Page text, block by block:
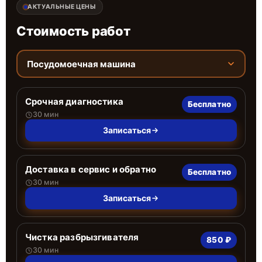
АКТУАЛЬНЫЕ ЦЕНЫ
Стоимость работ
Посудомоечная машина
Срочная диагностика
30 мин
Бесплатно
Записаться
Доставка в сервис и обратно
30 мин
Бесплатно
Записаться
Чистка разбрызгивателя
30 мин
850 ₽